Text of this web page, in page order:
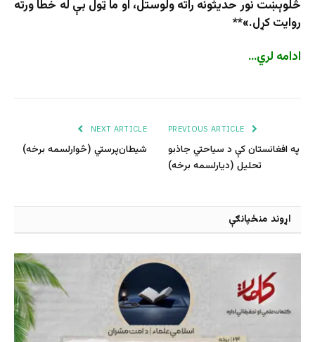
څلوېښت نور حدیثونه راته ولوستل، او ما ټول بې له خطا ورته
روایت کړل.»**
ادامه لري…
په افغانستان کې د سیاحتي جاذبو
تحلیل (دیارلسمه برخه)
NEXT ARTICLE
شیطان‌پرستي (څوارلسمه برخه)
اړوند منځپانګې